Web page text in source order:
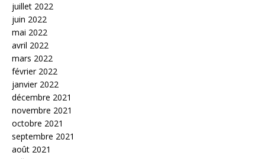
juillet 2022
juin 2022
mai 2022
avril 2022
mars 2022
février 2022
janvier 2022
décembre 2021
novembre 2021
octobre 2021
septembre 2021
août 2021